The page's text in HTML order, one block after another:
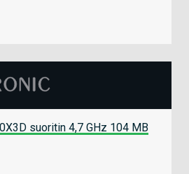
suoritin 4,7 GHz 104 MB